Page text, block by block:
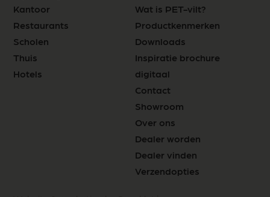
Kantoor
Restaurants
Scholen
Thuis
Hotels
Wat is PET-vilt?
Productkenmerken
Downloads
Inspiratie brochure
digitaal
Contact
Showroom
Over ons
Dealer worden
Dealer vinden
Verzendopties